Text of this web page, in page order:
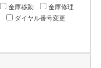
金庫移動
金庫修理
ダイヤル番号変更